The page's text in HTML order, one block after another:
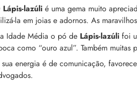
Lápis-lazúli é uma gema muito
la em joias e adornos. As
Idade Média o pó de Lápis-lazúli foi
como “ouro azul”. Também
energia é de comunicação,